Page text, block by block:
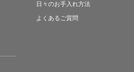
日々のお手入れ方法
よくあるご質問